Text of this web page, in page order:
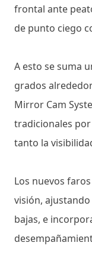
frontal ante
de punto ciego
A esto se suma
grados
Mirror Cam
tradicionales
tanto la
Los nuevos
visión,
bajas, e